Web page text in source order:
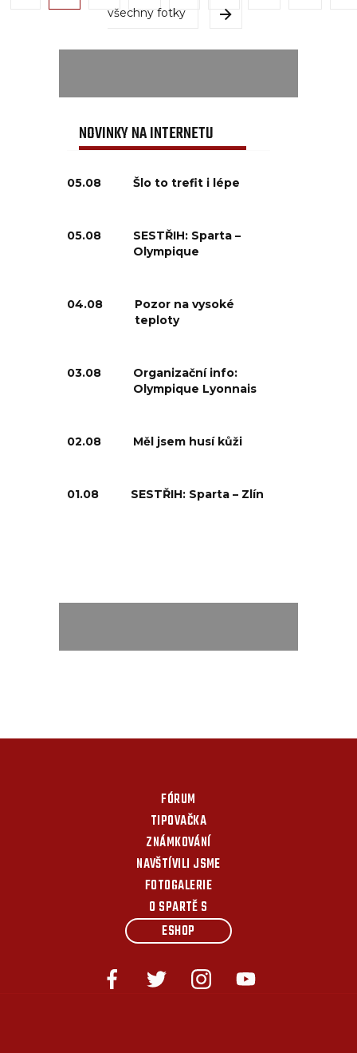
všechny fotky
NOVINKY NA INTERNETU
05.08 Šlo to trefit i lépe
05.08
SESTŘIH: Sparta –
Olympique
04.08
Pozor na vysoké
teploty
03.08
Organizační info:
Olympique Lyonnais
02.08 Měl jsem husí kůži
01.08 SESTŘIH: Sparta – Zlín
FÓRUM
TIPOVAČKA
ZNÁMKOVÁNÍ
NAVŠTÍVILI JSME
FOTOGALERIE
O SPARTĚ S
ESHOP